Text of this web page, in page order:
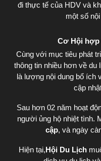
đi thực tế của HDV và
một số
Cơ Hội hợp
Cùng với mục tiêu phát
thông tin nhiều hơn về du
là lượng nội dung bổ ích
cập
Sau hơn 02 năm hoạt
người ủng hộ nhiệt tình.
cập, và ngày
Hiện tại,Hội Du Lịch